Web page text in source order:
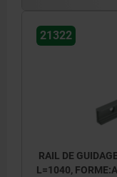
21322
RAIL DE
L=1040,